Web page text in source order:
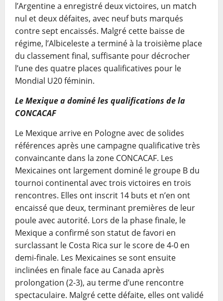
l’Argentine a enregistré deux victoires, un match
nul et deux défaites, avec neuf buts marqués
contre sept encaissés. Malgré cette baisse de
régime, l’Albiceleste a terminé à la troisième place
du classement final, suffisante pour décrocher
l’une des quatre places qualificatives pour le
Mondial U20 féminin.
Le Mexique a dominé les qualifications de la
CONCACAF
Le Mexique arrive en Pologne avec de solides
références après une campagne qualificative très
convaincante dans la zone CONCACAF. Les
Mexicaines ont largement dominé le groupe B du
tournoi continental avec trois victoires en trois
rencontres. Elles ont inscrit 14 buts et n’en ont
encaissé que deux, terminant premières de leur
poule avec autorité. Lors de la phase finale, le
Mexique a confirmé son statut de favori en
surclassant le Costa Rica sur le score de 4-0 en
demi-finale. Les Mexicaines se sont ensuite
inclinées en finale face au Canada après
prolongation (2-3), au terme d’une rencontre
spectaculaire. Malgré cette défaite, elles ont validé